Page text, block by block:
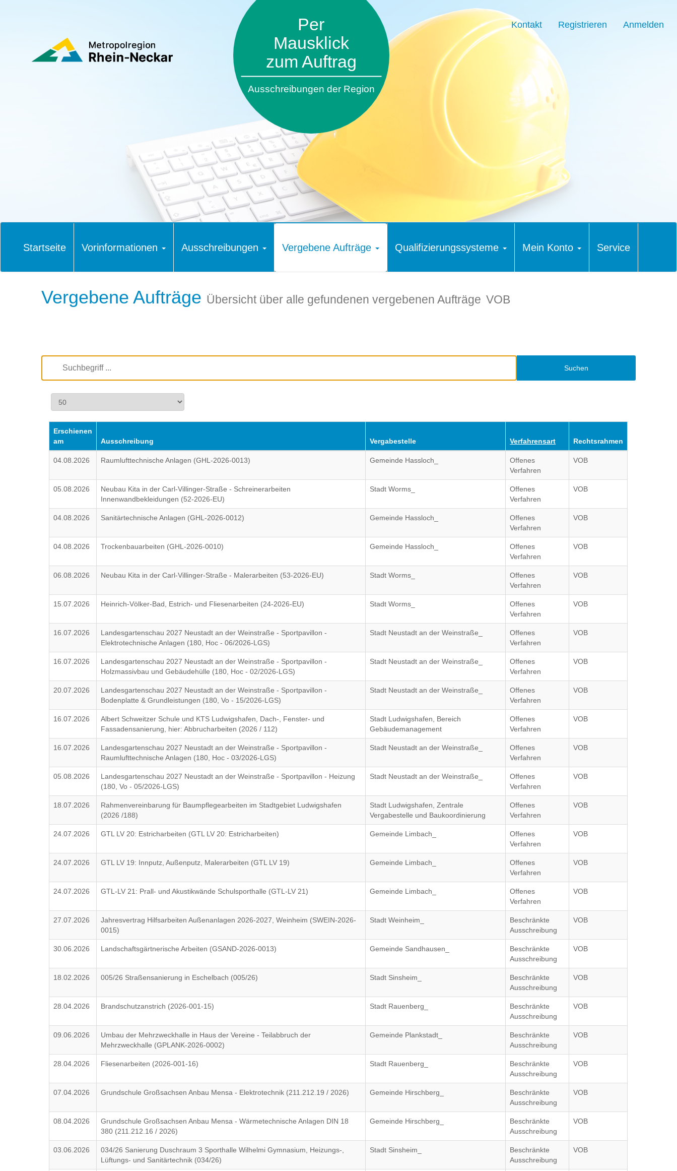
Per
Mausklick
zum Auftrag
Ausschreibungen der Region
Kontakt Registrieren Anmelden
Startseite Vorinformationen Ausschreibungen Vergebene Aufträge Qualifizierungssysteme Mein Konto Service
Vergebene Aufträge Übersicht über alle gefundenen vergebenen Aufträge VOB
Suchen
Erschienen
am
Ausschreibung Vergabestelle Verfahrensart Rechtsrahmen
04.08.2026 Raumlufttechnische Anlagen (GHL-2026-0013) Gemeinde Hassloch_
Offenes
Verfahren
VOB
05.08.2026
Neubau Kita in der Carl-Villinger-Straße - Schreinerarbeiten
Innenwandbekleidungen (52-2026-EU)
Stadt Worms_
Offenes
Verfahren
VOB
04.08.2026 Sanitärtechnische Anlagen (GHL-2026-0012) Gemeinde Hassloch_
Offenes
Verfahren
VOB
04.08.2026 Trockenbauarbeiten (GHL-2026-0010) Gemeinde Hassloch_
Offenes
Verfahren
VOB
06.08.2026 Neubau Kita in der Carl-Villinger-Straße - Malerarbeiten (53-2026-EU) Stadt Worms_
Offenes
Verfahren
VOB
15.07.2026 Heinrich-Völker-Bad, Estrich- und Fliesenarbeiten (24-2026-EU) Stadt Worms_
Offenes
Verfahren
VOB
16.07.2026
Landesgartenschau 2027 Neustadt an der Weinstraße - Sportpavillon -
Elektrotechnische Anlagen (180, Hoc - 06/2026-LGS)
Stadt Neustadt an der Weinstraße_
Offenes
Verfahren
VOB
16.07.2026
Landesgartenschau 2027 Neustadt an der Weinstraße - Sportpavillon -
Holzmassivbau und Gebäudehülle (180, Hoc - 02/2026-LGS)
Stadt Neustadt an der Weinstraße_
Offenes
Verfahren
VOB
20.07.2026
Landesgartenschau 2027 Neustadt an der Weinstraße - Sportpavillon -
Bodenplatte & Grundleistungen (180, Vo - 15/2026-LGS)
Stadt Neustadt an der Weinstraße_
Offenes
Verfahren
VOB
16.07.2026
Albert Schweitzer Schule und KTS Ludwigshafen, Dach-, Fenster- und
Fassadensanierung, hier: Abbrucharbeiten (2026 / 112)
Stadt Ludwigshafen, Bereich
Gebäudemanagement
Offenes
Verfahren
VOB
16.07.2026
Landesgartenschau 2027 Neustadt an der Weinstraße - Sportpavillon -
Raumlufttechnische Anlagen (180, Hoc - 03/2026-LGS)
Stadt Neustadt an der Weinstraße_
Offenes
Verfahren
VOB
05.08.2026
Landesgartenschau 2027 Neustadt an der Weinstraße - Sportpavillon - Heizung
(180, Vo - 05/2026-LGS)
Stadt Neustadt an der Weinstraße_
Offenes
Verfahren
VOB
18.07.2026
Rahmenvereinbarung für Baumpflegearbeiten im Stadtgebiet Ludwigshafen
(2026 /188)
Stadt Ludwigshafen, Zentrale
Vergabestelle und Baukoordinierung
Offenes
Verfahren
VOB
24.07.2026 GTL LV 20: Estricharbeiten (GTL LV 20: Estricharbeiten) Gemeinde Limbach_
Offenes
Verfahren
VOB
24.07.2026 GTL LV 19: Innputz, Außenputz, Malerarbeiten (GTL LV 19) Gemeinde Limbach_
Offenes
Verfahren
VOB
24.07.2026 GTL-LV 21: Prall- und Akustikwände Schulsporthalle (GTL-LV 21) Gemeinde Limbach_
Offenes
Verfahren
VOB
27.07.2026
Jahresvertrag Hilfsarbeiten Außenanlagen 2026-2027, Weinheim (SWEIN-2026-
0015)
Stadt Weinheim_
Beschränkte
Ausschreibung
VOB
30.06.2026 Landschaftsgärtnerische Arbeiten (GSAND-2026-0013) Gemeinde Sandhausen_
Beschränkte
Ausschreibung
VOB
18.02.2026 005/26 Straßensanierung in Eschelbach (005/26) Stadt Sinsheim_
Beschränkte
Ausschreibung
VOB
28.04.2026 Brandschutzanstrich (2026-001-15) Stadt Rauenberg_
Beschränkte
Ausschreibung
VOB
09.06.2026
Umbau der Mehrzweckhalle in Haus der Vereine - Teilabbruch der
Mehrzweckhalle (GPLANK-2026-0002)
Gemeinde Plankstadt_
Beschränkte
Ausschreibung
VOB
28.04.2026 Fliesenarbeiten (2026-001-16) Stadt Rauenberg_
Beschränkte
Ausschreibung
VOB
07.04.2026 Grundschule Großsachsen Anbau Mensa - Elektrotechnik (211.212.19 / 2026) Gemeinde Hirschberg_
Beschränkte
Ausschreibung
VOB
08.04.2026
Grundschule Großsachsen Anbau Mensa - Wärmetechnische Anlagen DIN 18
380 (211.212.16 / 2026)
Gemeinde Hirschberg_
Beschränkte
Ausschreibung
VOB
03.06.2026
034/26 Sanierung Duschraum 3 Sporthalle Wilhelmi Gymnasium, Heizungs-,
Lüftungs- und Sanitärtechnik (034/26)
Stadt Sinsheim_
Beschränkte
Ausschreibung
VOB